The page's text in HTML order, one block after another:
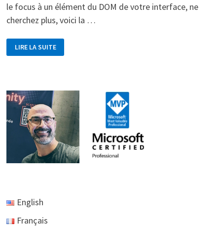
le focus à un élément du DOM de votre interface, ne
cherchez plus, voici la …
COMMENT
DONNER
LE
INPUT
AVEC
BLAZOR
LIRE LA SUITE
English
Français